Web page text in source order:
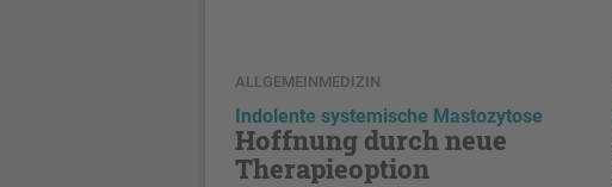
ALLGEMEINMEDIZIN
Indolente systemische Mastozytose
Hoffnung durch neue
Therapieoption